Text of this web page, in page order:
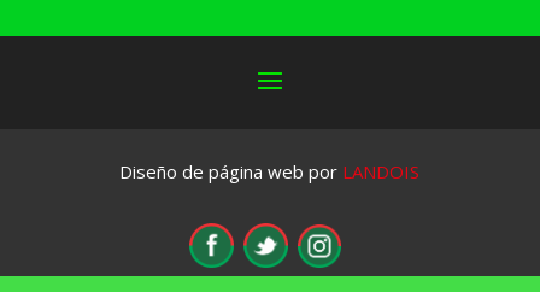
Diseño de página web por LANDOIS